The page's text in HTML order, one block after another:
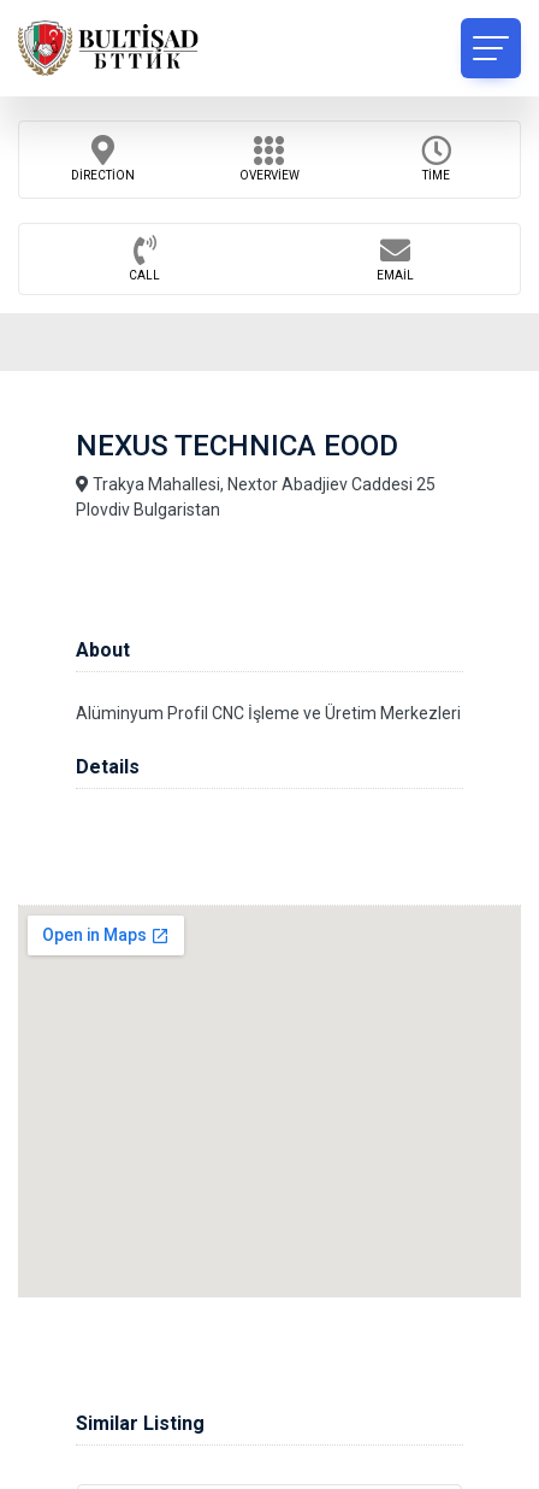
DIRECTION OVERVIEW TIME
CALL EMAIL
NEXUS TECHNICA EOOD
Trakya Mahallesi, Nextor Abadjiev Caddesi 25
Plovdiv Bulgaristan
About
Alüminyum Profil CNC İşleme ve Üretim Merkezleri
Details
Similar Listing